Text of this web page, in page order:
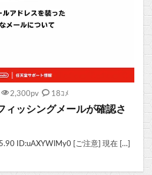
2,300pv 18ｺﾒ
ィッシングメールが確認さ
ID:uAXYWlMy0 [ご注意] 現在 […]